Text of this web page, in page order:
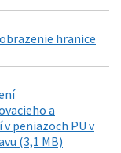
hranice
a
peniazoch PU v
(3,1 MB)